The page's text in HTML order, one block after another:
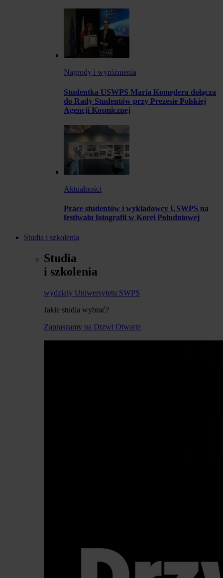
Nagrody i wyróżnienia
Studentka USWPS Maria Komędera dołącza
do Rady Studentów przy Prezesie Polskiej
Agencji Kosmicznej
Aktualności
Prace studentów i wykładowcy USWPS na
festiwalu fotografii w Korei Południowej
Studia i szkolenia
Studia
i szkolenia
wydziały Uniwersytetu SWPS
Jakie studia wybrać?
Zapraszamy na Drzwi Otwarte